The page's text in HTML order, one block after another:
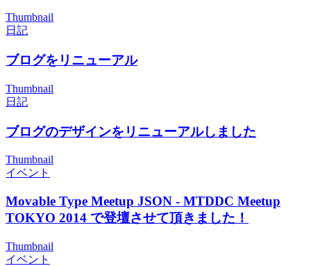
Thumbnail
日記
ブログをリニューアル
Thumbnail
日記
ブログのデザインをリニューアルしました
Thumbnail
イベント
Movable Type Meetup JSON - MTDDC Meetup
TOKYO 2014 で登壇させて頂きました！
Thumbnail
イベント